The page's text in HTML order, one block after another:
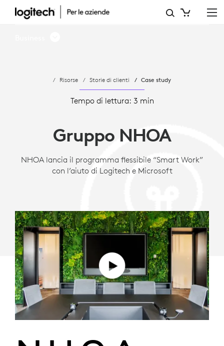
CASE
COLLABORAZIONE
LOGITECH
Risorse Storie di clienti Case study
Tempo di lettura: 3 min
Gruppo NHOA
NHOA lancia il programma flessibile “Smart Work”
con l’aiuto di Logitech e Microsoft